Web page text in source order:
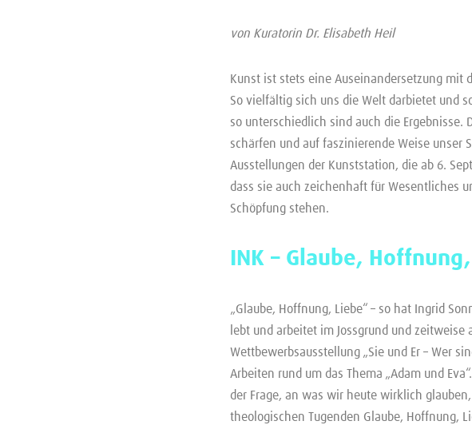
von Kuratorin Dr. Elisabeth Heil
Kunst ist stets eine Auseinandersetzung mit
So vielfältig sich uns die Welt darbietet und
so unterschiedlich sind auch die
schärfen und auf faszinierende Weise unser
Ausstellungen der Kunststation, die ab 6.
dass sie auch zeichenhaft für Wesentliches
Schöpfung stehen.
INK – Glaube,
„Glaube, Hoffnung, Liebe“ – so hat Ingrid
lebt und arbeitet im Jossgrund und
Wettbewerbsausstellung „Sie und Er – Wer
Arbeiten rund um das Thema „Adam und
der Frage, an was wir heute wirklich
theologischen Tugenden Glaube, Hoffnung,